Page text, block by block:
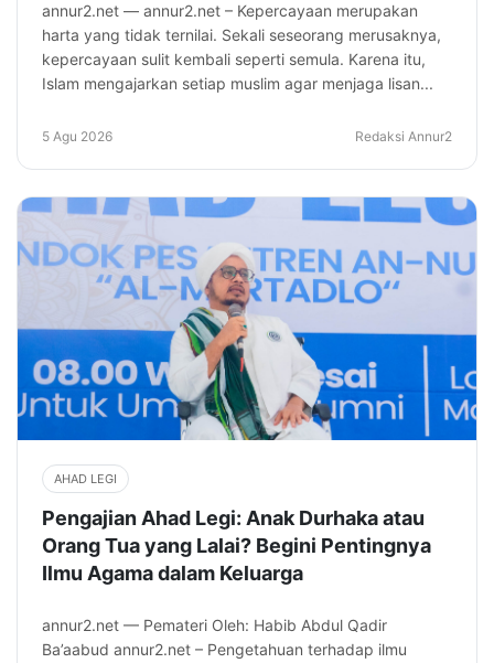
annur2.net — annur2.net – Kepercayaan merupakan
harta yang tidak ternilai. Sekali seseorang merusaknya,
kepercayaan sulit kembali seperti semula. Karena itu,
Islam mengajarkan setiap muslim agar menjaga lisan...
5 Agu 2026 Redaksi Annur2
AHAD LEGI
Pengajian Ahad Legi: Anak Durhaka atau
Orang Tua yang Lalai? Begini Pentingnya
Ilmu Agama dalam Keluarga
annur2.net — Pemateri Oleh: Habib Abdul Qadir
Ba’aabud annur2.net – Pengetahuan terhadap ilmu